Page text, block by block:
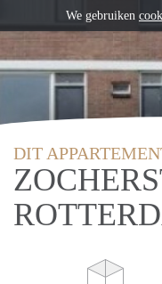
DIT
We gebruiken